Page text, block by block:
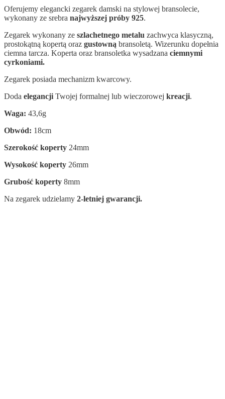
Oferujemy elegancki zegarek damski na stylowej bransolecie,
wykonany ze srebra najwyższej próby 925.
Zegarek wykonany ze szlachetnego metalu zachwyca klasyczną,
prostokątną kopertą oraz gustowną bransoletą. Wizerunku dopełnia
ciemna tarcza. Koperta oraz bransoletka wysadzana ciemnymi
cyrkoniami.
Zegarek posiada mechanizm kwarcowy.
Doda elegancji Twojej formalnej lub wieczorowej kreacji.
Waga: 43,6g
Obwód: 18cm
Szerokość koperty 24mm
Wysokość koperty 26mm
Grubość koperty 8mm
Na zegarek udzielamy 2-letniej gwarancji.